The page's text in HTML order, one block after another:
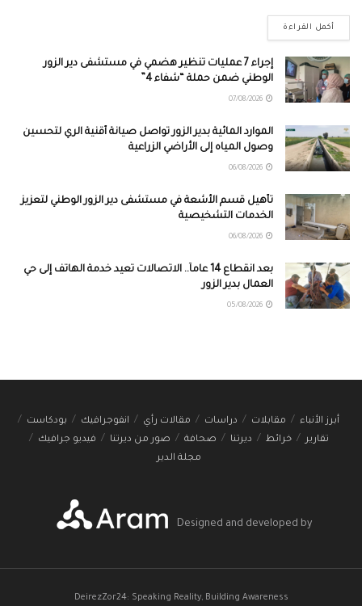
أكمل القراءة
إجراء 7 عمليات تنظير هضمي في مستشفى دير الزور
الوطني ضمن حملة “شفاء 4”
الموارد المائية بدير الزور تواصل صيانة أقنية الري لتحسين
وصول المياه إلى الأراضي الزراعية
تأهيل قسم الأشعة في مستشفى دير الزور الوطني لتعزيز
الخدمات التشخيصية
بعد انقطاع 14 عاماً.. الاتصالات تعيد خدمة الهاتف إلى حي
العمال بدير الزور
أبرز الأنباء مقابلات دراسات مقالات رأي انفوجرافيك
بودكاست
تقارير
خرائط ديرتنا صحافة صور من ديرتنا
فيديو جرافيك
مجلة الدير
Designed and developed by
DeirezZor24: Speaking Reality, Building Awareness